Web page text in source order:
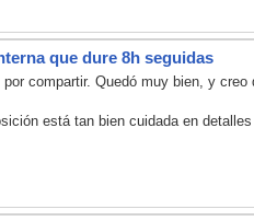
que dure 8h seguidas
por compartir. Quedó muy bien, y
está tan bien cuidada en